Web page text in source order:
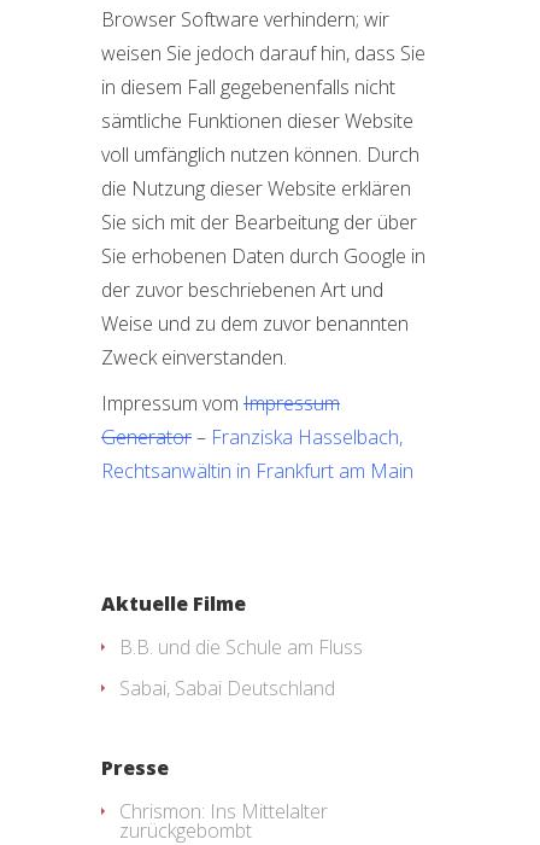
Browser Software verhindern; wir
weisen Sie jedoch darauf hin, dass Sie
in diesem Fall gegebenenfalls nicht
sämtliche Funktionen dieser Website
voll umfänglich nutzen können. Durch
die Nutzung dieser Website erklären
Sie sich mit der Bearbeitung der über
Sie erhobenen Daten durch Google in
der zuvor beschriebenen Art und
Weise und zu dem zuvor benannten
Zweck einverstanden.
Impressum vom Impressum
Generator– Franziska Hasselbach,
Rechtsanwältin in Frankfurt am Main
Aktuelle Filme
B.B. und die Schule am Fluss
Sabai, Sabai Deutschland
Presse
Chrismon: Ins Mittelalter
zurückgebombt